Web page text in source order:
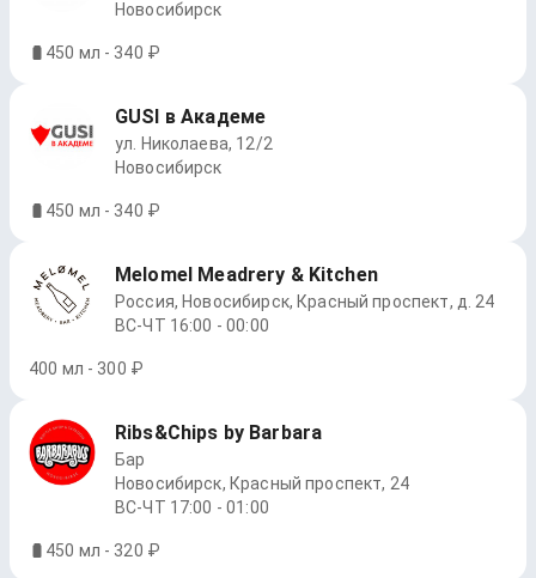
Новосибирск
450 мл - 340 ₽
GUSI в Академе
ул. Николаева, 12/2
Новосибирск
450 мл - 340 ₽
Melomel Meadrery & Kitchen
Россия, Новосибирск, Красный проспект, д. 24
ВС-ЧТ 16:00 - 00:00
400 мл - 300 ₽
Ribs&Chips by Barbara
Бар
Новосибирск, Красный проспект, 24
ВС-ЧТ 17:00 - 01:00
450 мл - 320 ₽